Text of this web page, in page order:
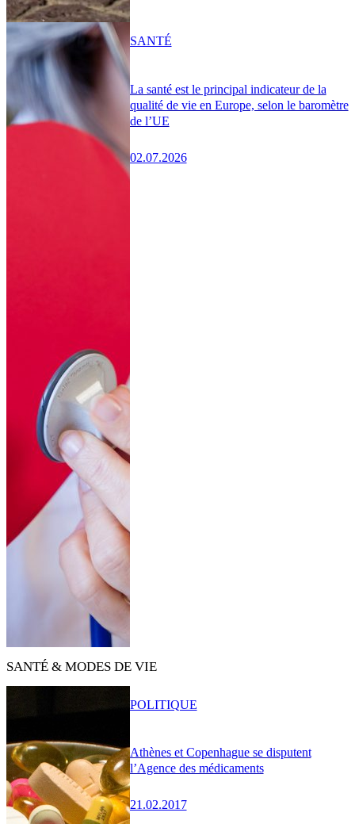
La santé est le principal indicateur de la
qualité de vie en Europe, selon le baromètre
de l’UE
02.07.2026
SANTÉ
SANTÉ & MODES DE VIE
Athènes et Copenhague se disputent
l’Agence des médicaments
21.02.2017
POLITIQUE